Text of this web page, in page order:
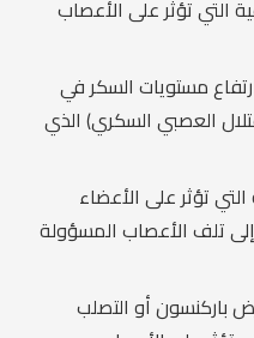
التي تؤثر على الأعصاب
مستويات السكر في
العصبي السكري) الذي
التي تؤثر على الأعضاء
تلف الأعصاب المسؤولة
باركنسون أو التصلب